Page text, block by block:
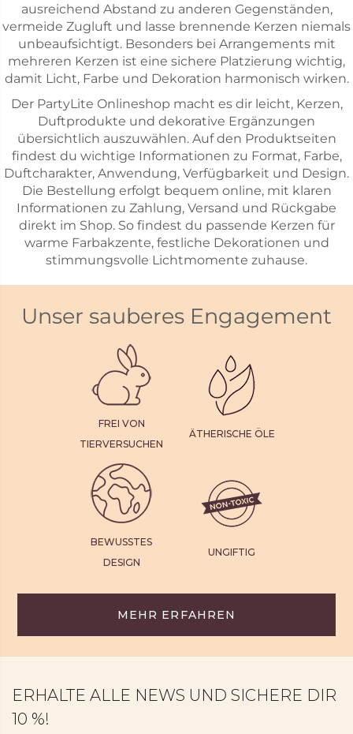
ausreichend Abstand zu anderen Gegenständen,
vermeide Zugluft und lasse brennende Kerzen niemals
unbeaufsichtigt. Besonders bei Arrangements mit
mehreren Kerzen ist eine sichere Platzierung wichtig,
damit Licht, Farbe und Dekoration harmonisch wirken.
Der PartyLite Onlineshop macht es dir leicht, Kerzen,
Duftprodukte und dekorative Ergänzungen
übersichtlich auszuwählen. Auf den Produktseiten
findest du wichtige Informationen zu Format, Farbe,
Duftcharakter, Anwendung, Verfügbarkeit und Design.
Die Bestellung erfolgt bequem online, mit klaren
Informationen zu Zahlung, Versand und Rückgabe
direkt im Shop. So findest du passende Kerzen für
warme Farbakzente, festliche Dekorationen und
stimmungsvolle Lichtmomente zuhause.
Unser sauberes Engagement
FREI VON
TIERVERSUCHEN
ÄTHERISCHE ÖLE
BEWUSSTES
DESIGN
UNGIFTIG
MEHR ERFAHREN
ERHALTE ALLE NEWS UND SICHERE DIR
10 %!